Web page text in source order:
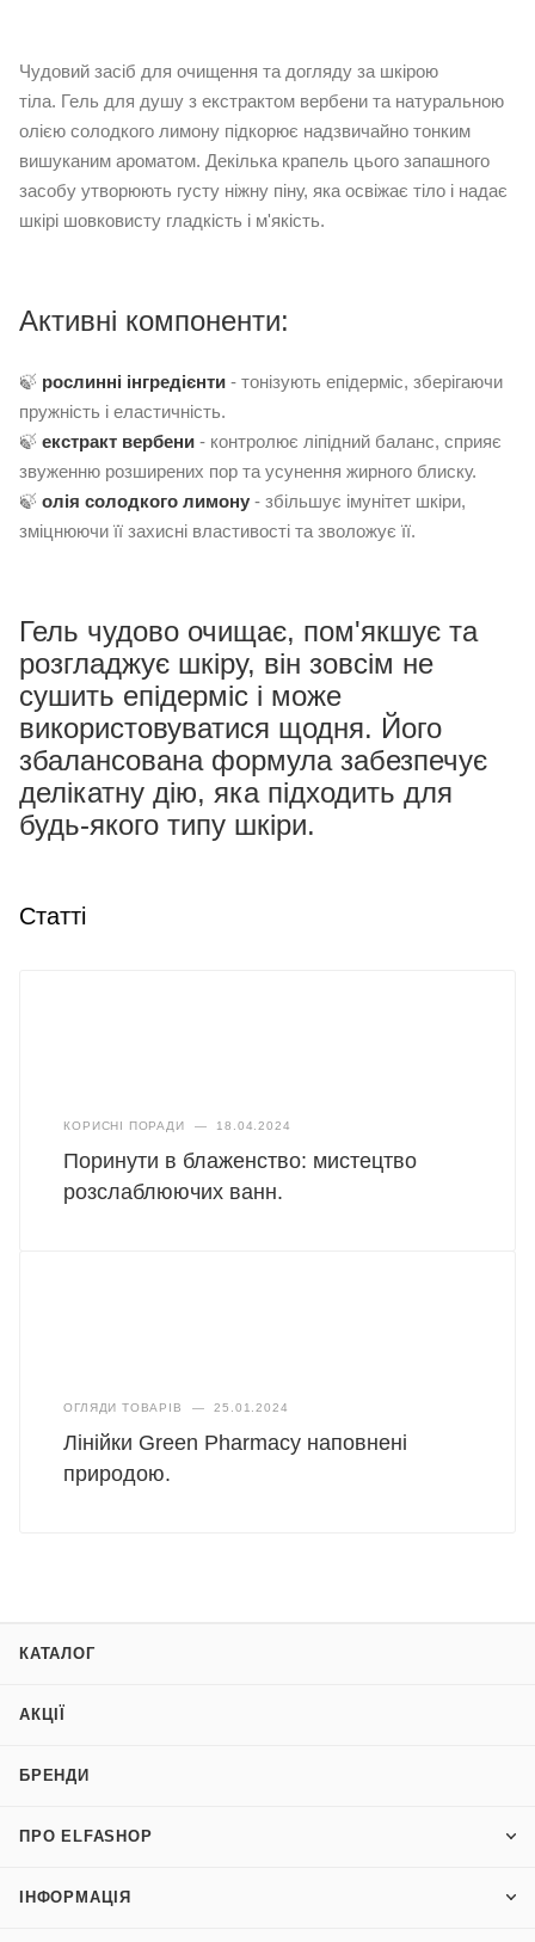
Чудовий засіб для очищення та догляду за шкірою
тіла. Гель для душу з екстрактом вербени та натуральною
олією солодкого лимону підкорює надзвичайно тонким
вишуканим ароматом. Декілька крапель цього запашного
засобу утворюють густу ніжну піну, яка освіжає тіло і надає
шкірі шовковисту гладкість і м'якість.
Активні компоненти:
🍃 рослинні інгредієнти - тонізують епідерміс, зберігаючи
пружність і еластичність.
🍃 екстракт вербени - контролює ліпідний баланс, сприяє
звуженню розширених пор та усунення жирного блиску.
🍃 олія солодкого лимону - збільшує імунітет шкіри,
зміцнюючи її захисні властивості та зволожує її.
Гель чудово очищає, пом'якшує та
розгладжує шкіру, він зовсім не
сушить епідерміс і може
використовуватися щодня. Його
збалансована формула забезпечує
делікатну дію, яка підходить для
будь-якого типу шкіри.
Статті